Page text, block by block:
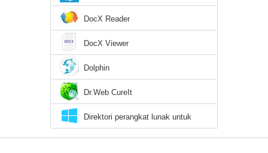
DocX Reader
DocX Viewer
Dolphin
Dr.Web CureIt
Direktori perangkat lunak untuk
Windows 10